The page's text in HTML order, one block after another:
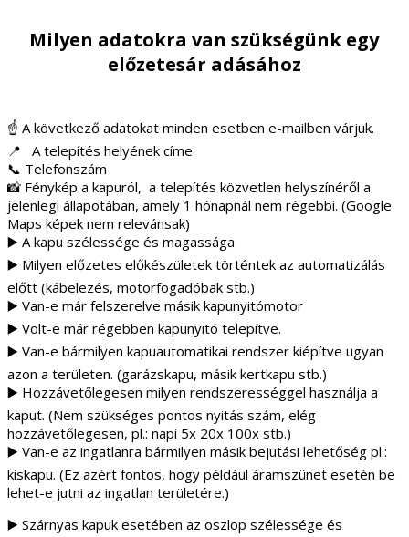
Milyen adatokra van szükségünk egy
előzetesár adásához
☝️ A következő adatokat minden esetben e-mailben várjuk.
📍 A telepítés helyének címe
📞 Telefonszám
📸 Fénykép a kapuról, a telepítés közvetlen helyszínéről a
jelenlegi állapotában, amely 1 hónapnál nem régebbi. (Google
Maps képek nem relevánsak)
▶️ A kapu szélessége és magassága
▶️ Milyen előzetes előkészületek történtek az automatizálás
előtt (kábelezés, motorfogadóbak stb.)
▶️ Van-e már felszerelve másik kapunyitómotor
▶️ Volt-e már régebben kapunyitó telepítve.
▶️ Van-e bármilyen kapuautomatikai rendszer kiépítve ugyan
azon a területen. (garázskapu, másik kertkapu stb.)
▶️ Hozzávetőlegesen milyen rendszerességgel használja a
kaput. (Nem szükséges pontos nyitás szám, elég
hozzávetőlegesen, pl.: napi 5x 20x 100x stb.)
▶️ Van-e az ingatlanra bármilyen másik bejutási lehetőség pl.:
kiskapu. (Ez azért fontos, hogy például áramszünet esetén be
lehet-e jutni az ingatlan területére.)
▶️ Szárnyas kapuk esetében az oszlop szélessége és